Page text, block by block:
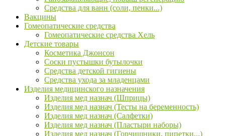
Средства для ванн (соли, пенки...)
Вакцины
Гомеопатические средства
Гомеопатические средства Хель
Детские товары
Косметика Джонсон
Соски пустышки бутылочки
Средства детской гигиены
Средства ухода за младенцами
Изделия медицинского назначения
Изделия мед назнач (Шприцы)
Изделия мед назнач (Тесты на беременность)
Изделия мед назнач (Салфетки)
Изделия мед назнач (Пластыри наборы)
Изделия мед назнач (Горчишники, пипетки...)